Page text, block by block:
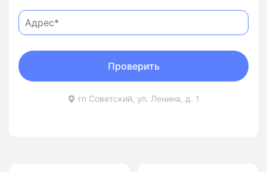
гп Советский, ул. Ленина, д. 1
Проверить